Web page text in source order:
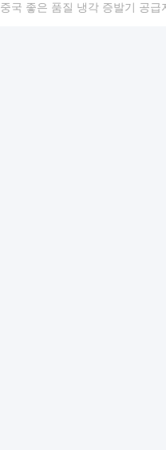
중국 좋은 품질 냉각 증발기 공